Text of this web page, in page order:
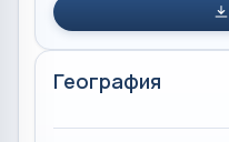
География